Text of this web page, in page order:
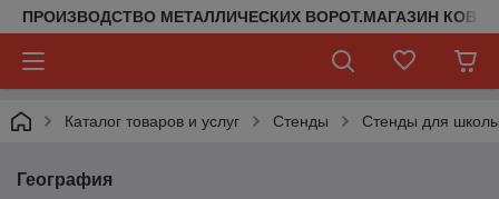
ПРОИЗВОДСТВО МЕТАЛЛИЧЕСКИХ ВОРОТ.МАГАЗИН
Каталог товаров и услуг Стенды Стенды для
География